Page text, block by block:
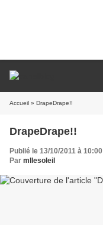
Accueil » DrapeDrape!!
DrapeDrape!!
Publié le 13/10/2011 à 10:00
Par mllesoleil